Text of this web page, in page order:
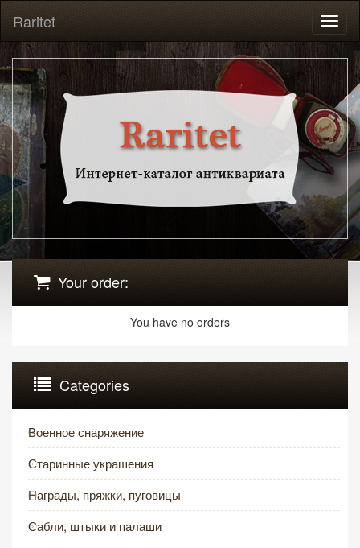
Raritet
Your order:
You have no orders
Categories
Военное снаряжение
Старинные украшения
Награды, пряжки, пуговицы
Сабли, штыки и палаши